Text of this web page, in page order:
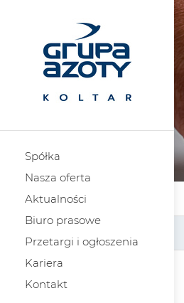
Spółka
Nasza oferta
Aktualności
Biuro prasowe
Przetargi i ogłoszenia
Kariera
Kontakt